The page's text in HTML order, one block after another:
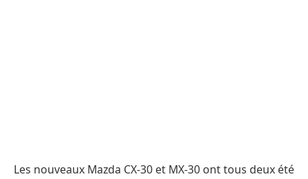
Les nouveaux Mazda CX-30 et MX-30 ont tous deux été